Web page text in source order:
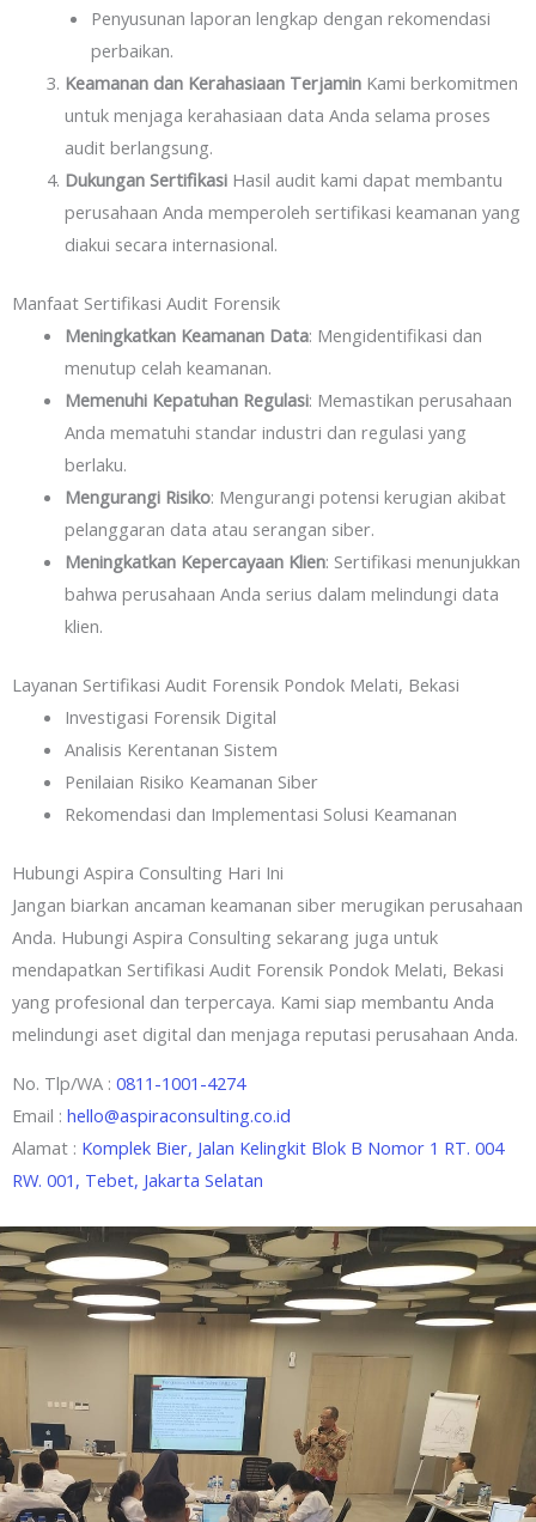
Penyusunan laporan lengkap dengan rekomendasi
perbaikan.
Keamanan dan Kerahasiaan TerjaminKami berkomitmen
untuk menjaga kerahasiaan data Anda selama proses
audit berlangsung.
Dukungan SertifikasiHasil audit kami dapat membantu
perusahaan Anda memperoleh sertifikasi keamanan yang
diakui secara internasional.
Manfaat Sertifikasi Audit Forensik
Meningkatkan Keamanan Data: Mengidentifikasi dan
menutup celah keamanan.
Memenuhi Kepatuhan Regulasi: Memastikan perusahaan
Anda mematuhi standar industri dan regulasi yang
berlaku.
Mengurangi Risiko: Mengurangi potensi kerugian akibat
pelanggaran data atau serangan siber.
Meningkatkan Kepercayaan Klien: Sertifikasi menunjukkan
bahwa perusahaan Anda serius dalam melindungi data
klien.
Layanan Sertifikasi Audit Forensik Pondok Melati, Bekasi
Investigasi Forensik Digital
Analisis Kerentanan Sistem
Penilaian Risiko Keamanan Siber
Rekomendasi dan Implementasi Solusi Keamanan
Hubungi Aspira Consulting Hari Ini
Jangan biarkan ancaman keamanan siber merugikan perusahaan
Anda. Hubungi Aspira Consulting sekarang juga untuk
mendapatkan Sertifikasi Audit Forensik Pondok Melati, Bekasi
yang profesional dan terpercaya. Kami siap membantu Anda
melindungi aset digital dan menjaga reputasi perusahaan Anda.
No. Tlp/WA : 0811-1001-4274
Email : hello@aspiraconsulting.co.id
Alamat : Komplek Bier, Jalan Kelingkit Blok B Nomor 1 RT. 004
RW. 001, Tebet, Jakarta Selatan